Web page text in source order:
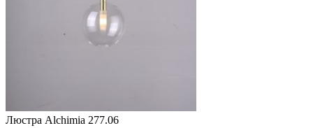
Люстра Alchimia 277.06